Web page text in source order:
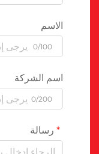
الاسم
0/100
اسم الشركة
0/200
رسالة